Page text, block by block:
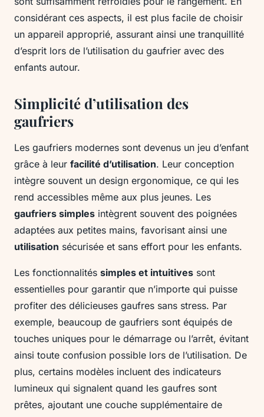
considérant ces aspects, il est plus facile de choisir
un appareil approprié, assurant ainsi une tranquillité
d’esprit lors de l’utilisation du gaufrier avec des
enfants autour.
Simplicité d’utilisation des
gaufriers
Les gaufriers modernes sont devenus un jeu d’enfant
grâce à leur facilité d’utilisation. Leur conception
intègre souvent un design ergonomique, ce qui les
rend accessibles même aux plus jeunes. Les
gaufriers simples intègrent souvent des poignées
adaptées aux petites mains, favorisant ainsi une
utilisation sécurisée et sans effort pour les enfants.
Les fonctionnalités simples et intuitives sont
essentielles pour garantir que n’importe qui puisse
profiter des délicieuses gaufres sans stress. Par
exemple, beaucoup de gaufriers sont équipés de
touches uniques pour le démarrage ou l’arrêt, évitant
ainsi toute confusion possible lors de l’utilisation. De
plus, certains modèles incluent des indicateurs
lumineux qui signalent quand les gaufres sont
prêtes, ajoutant une couche supplémentaire de